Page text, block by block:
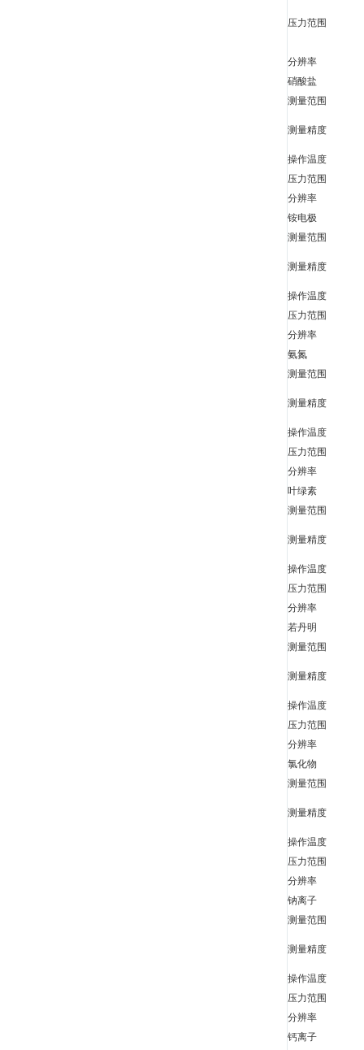
压力范围
分辨率
硝酸盐
测量范围
测量精度
操作温度
压力范围
分辨率
铵电极
测量范围
测量精度
操作温度
压力范围
分辨率
氨氮
测量范围
测量精度
操作温度
压力范围
分辨率
叶绿素
测量范围
测量精度
操作温度
压力范围
分辨率
若丹明
测量范围
测量精度
操作温度
压力范围
分辨率
氯化物
测量范围
测量精度
操作温度
压力范围
分辨率
钠离子
测量范围
测量精度
操作温度
压力范围
分辨率
钙离子